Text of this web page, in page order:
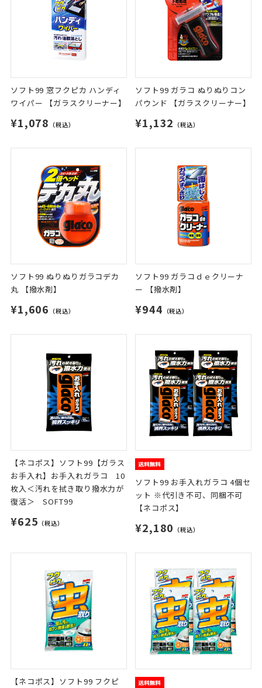
ソフト99 窓フクピカ ハンディ
ワイパー 【ガラスクリーナー】
¥1,078 （税込）
ソフト99 ガラコ ぬりぬりコン
パウンド 【ガラスクリーナー】
¥1,132 （税込）
ソフト99 ぬりぬりガラコデカ
丸 【撥水剤】
¥1,606 （税込）
ソフト99 ガラコｄｅクリーナ
ー 【撥水剤】
¥944 （税込）
【ネコポス】ソフト99【ガラス
お手入れ】お手入れガラコ 10
枚入＜汚れを拭き取り撥水力が
復活＞ SOFT99
¥625 （税込）
ソフト99 お手入れガラコ 4個セ
ット ※代引き不可、同梱不可
【ネコポス】
¥2,180 （税込）
【ネコポス】ソフト99 フクピ